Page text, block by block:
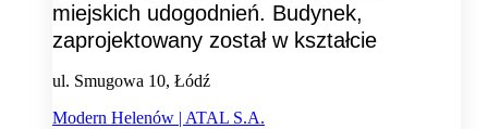
miejskich udogodnień. Budynek,
zaprojektowany został w kształcie
ul. Smugowa 10, Łódź
Modern Helenów | ATAL S.A.